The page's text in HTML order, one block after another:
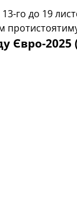
го до 19
Євро-2025